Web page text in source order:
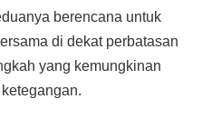
berencana untuk
di dekat perbatasan
yang kemungkinan